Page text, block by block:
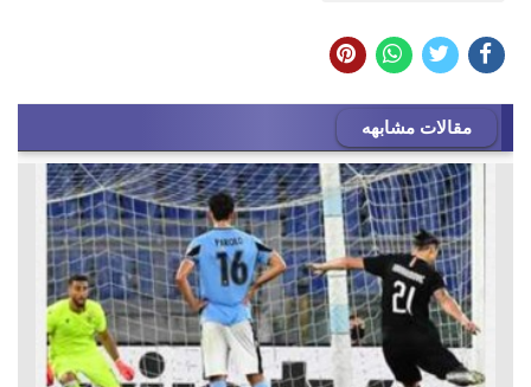
مقالات مشابهه